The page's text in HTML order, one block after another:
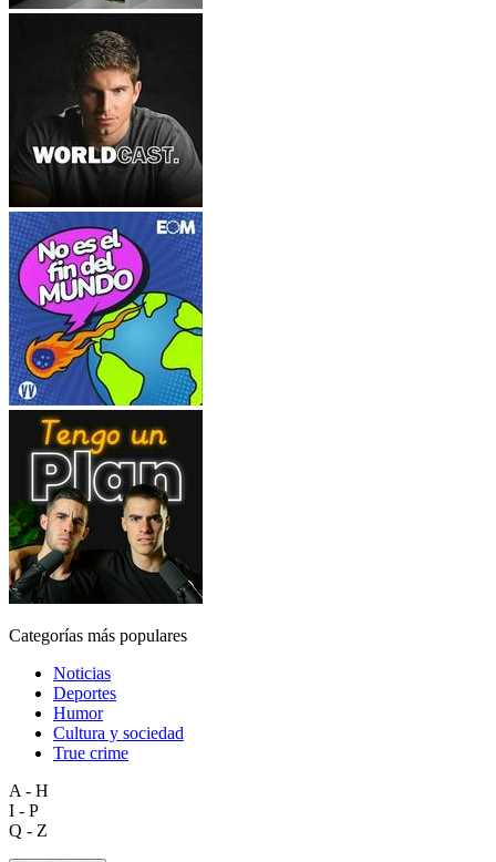
Categorías más populares
Noticias
Deportes
Humor
Cultura y sociedad
True crime
A - H
I - P
Q - Z